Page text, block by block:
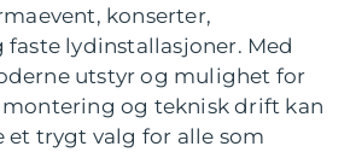
konserter,
faste lydinstallasjoner. Med
utstyr og mulighet for
og teknisk drift kan
et trygt valg for alle som